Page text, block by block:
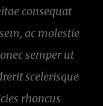
consequat
ac molestie
semper ut
scelerisque
rhoncus